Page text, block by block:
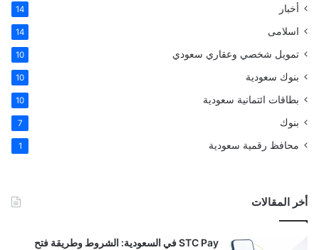
أخبار 14
اسلامى 14
تمويل شخصي وعقاري سعودي 10
بنوك سعودية 10
بطاقات ائتمانية سعودية 10
بنوك 7
محافظ رقمية سعودية 1
أخر المقالات
STC Pay في السعودية: الشروط وطريقة فتح